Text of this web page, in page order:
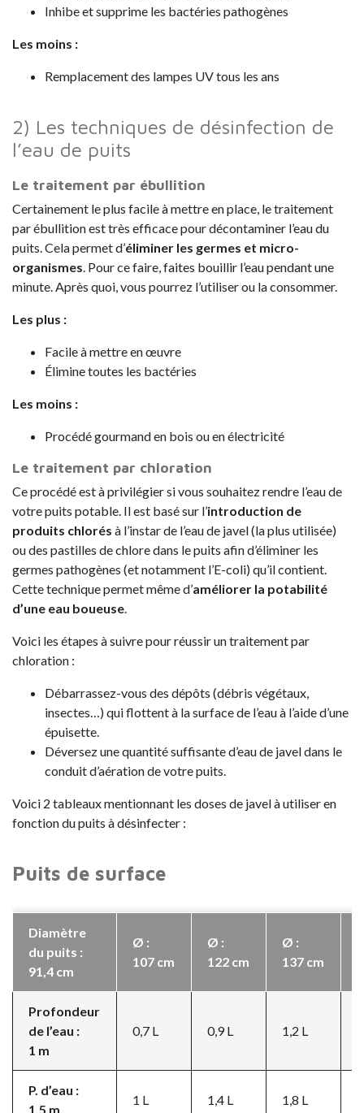
Inhibe et supprime les bactéries pathogènes
Les moins :
Remplacement des lampes UV tous les ans
2) Les techniques de désinfection de
l’eau de puits
Le traitement par ébullition
Certainement le plus facile à mettre en place, le traitement
par ébullition est très efficace pour décontaminer l’eau du
puits. Cela permet d’éliminer les germes et micro-
organismes. Pour ce faire, faites bouillir l’eau pendant une
minute. Après quoi, vous pourrez l’utiliser ou la consommer.
Les plus :
Facile à mettre en œuvre
Élimine toutes les bactéries
Les moins :
Procédé gourmand en bois ou en électricité
Le traitement par chloration
Ce procédé est à privilégier si vous souhaitez rendre l’eau de
votre puits potable. Il est basé sur l’introduction de
produits chlorés à l’instar de l’eau de javel (la plus utilisée)
ou des pastilles de chlore dans le puits afin d’éliminer les
germes pathogènes (et notamment l’E-coli) qu’il contient.
Cette technique permet même d’améliorer la potabilité
d’une eau boueuse.
Voici les étapes à suivre pour réussir un traitement par
chloration :
Débarrassez-vous des dépôts (débris végétaux,
insectes…) qui flottent à la surface de l’eau à l’aide d’une
épuisette.
Déversez une quantité suffisante d’eau de javel dans le
conduit d’aération de votre puits.
Voici 2 tableaux mentionnant les doses de javel à utiliser en
fonction du puits à désinfecter :
Puits de surface
Diamètre
du puits :
91,4 cm
Ø :
107 cm
Ø :
122 cm
Ø :
137 cm
Profondeur
de l’eau :
1 m
0,7 L 0,9 L 1,2 L
P. d’eau :
1,5 m
1 L 1,4 L 1,8 L